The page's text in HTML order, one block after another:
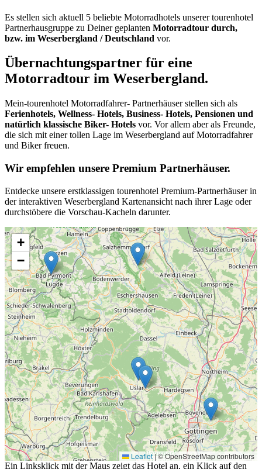
Es stellen sich aktuell 5 beliebte Motorradhotels unserer tourenhotel
Partnerhausgruppe zu Deiner geplanten Motorradtour durch,
bzw. im Weserbergland / Deutschland vor.
Übernachtungspartner für eine
Motorradtour im Weserbergland.
Mein-tourenhotel Motorradfahrer- Partnerhäuser stellen sich als
Ferienhotels, Wellness- Hotels, Business- Hotels, Pensionen und
natürlich klassische Biker- Hotels vor. Vor allem aber als Freunde,
die sich mit einer tollen Lage im Weserbergland auf Motorradfahrer
und Biker freuen.
Wir empfehlen unsere Premium Partnerhäuser.
Entdecke unsere erstklassigen tourenhotel Premium-Partnerhäuser in
der interaktiven Weserbergland Kartenansicht nach ihrer Lage oder
durchstöbere die Vorschau-Kacheln darunter.
+
−
Leaflet|© OpenStreetMap contributors
Ein Linksklick mit der Maus zeigt das Hotel an, ein Klick auf den